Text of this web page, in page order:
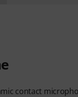
contact